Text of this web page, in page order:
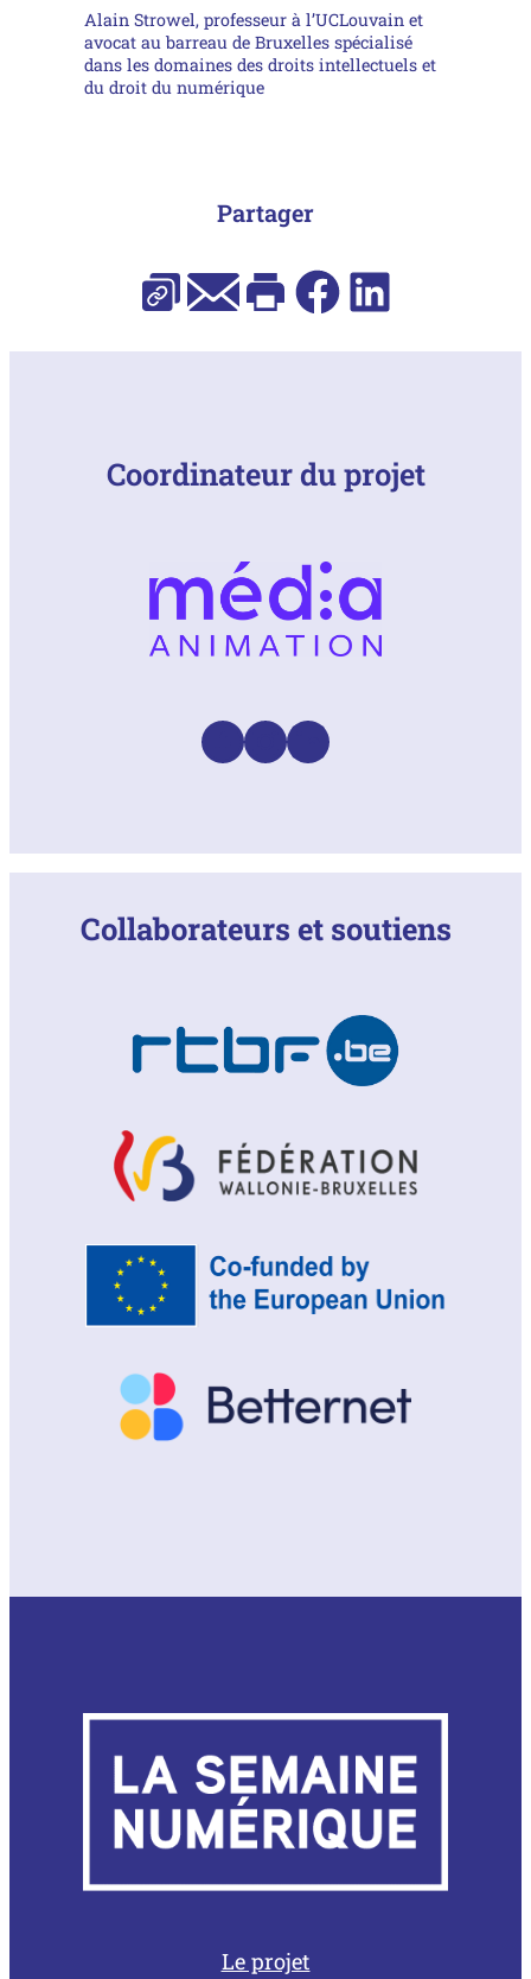
Alain Strowel, professeur à l’UCLouvain et
avocat au barreau de Bruxelles spécialisé
dans les domaines des droits intellectuels et
du droit du numérique
Partager
Copier l’URL
E-mailImprimerFacebookLinkedIn
Coordinateur du projet
Facebook
Instagram
LinkedIn
Collaborateurs et soutiens
Le projet